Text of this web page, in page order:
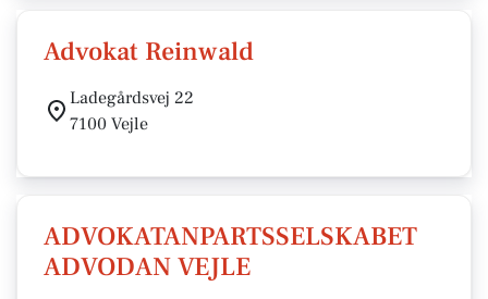
Advokat Reinwald
Ladegårdsvej 22
7100 Vejle
ADVOKATANPARTSSELSKABET
ADVODAN VEJLE